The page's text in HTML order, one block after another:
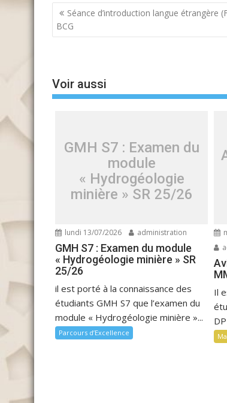
Navigation
de
l’article
Séance d’introduction langue étrangère
BCG
Voir aussi
GMH S7 : Examen du
module
« Hydrogéologie
minière » SR 25/26
lundi 13/07/2026 administration
GMH S7 : Examen du module
« Hydrogéologie minière » SR
25/26
il est porté à la connaissance des
étudiants GMH S7 que l’examen du
module « Hydrogéologie minière »...
Parcours d’Excellence
Il